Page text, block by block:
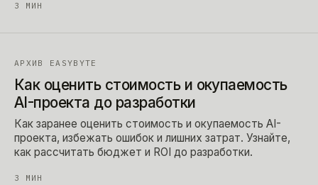
3 МИН
АРХИВ EASYBYTE
Как оценить стоимость и окупаемость
AI-проекта до разработки
Как заранее оценить стоимость и окупаемость AI-
проекта, избежать ошибок и лишних затрат. Узнайте,
как рассчитать бюджет и ROI до разработки.
3 МИН